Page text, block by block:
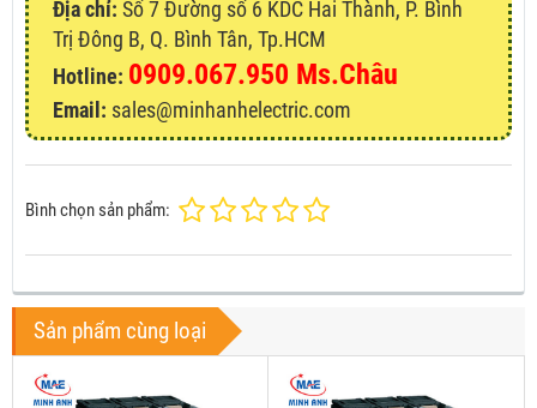
Địa chỉ: Số 7 Đường số 6 KDC Hai Thành, P. Bình
Trị Đông B, Q. Bình Tân, Tp.HCM
Hotline: 0909.067.950 Ms.Châu
Email: sales@minhanhelectric.com
Bình chọn sản phẩm:
Sản phẩm cùng loại